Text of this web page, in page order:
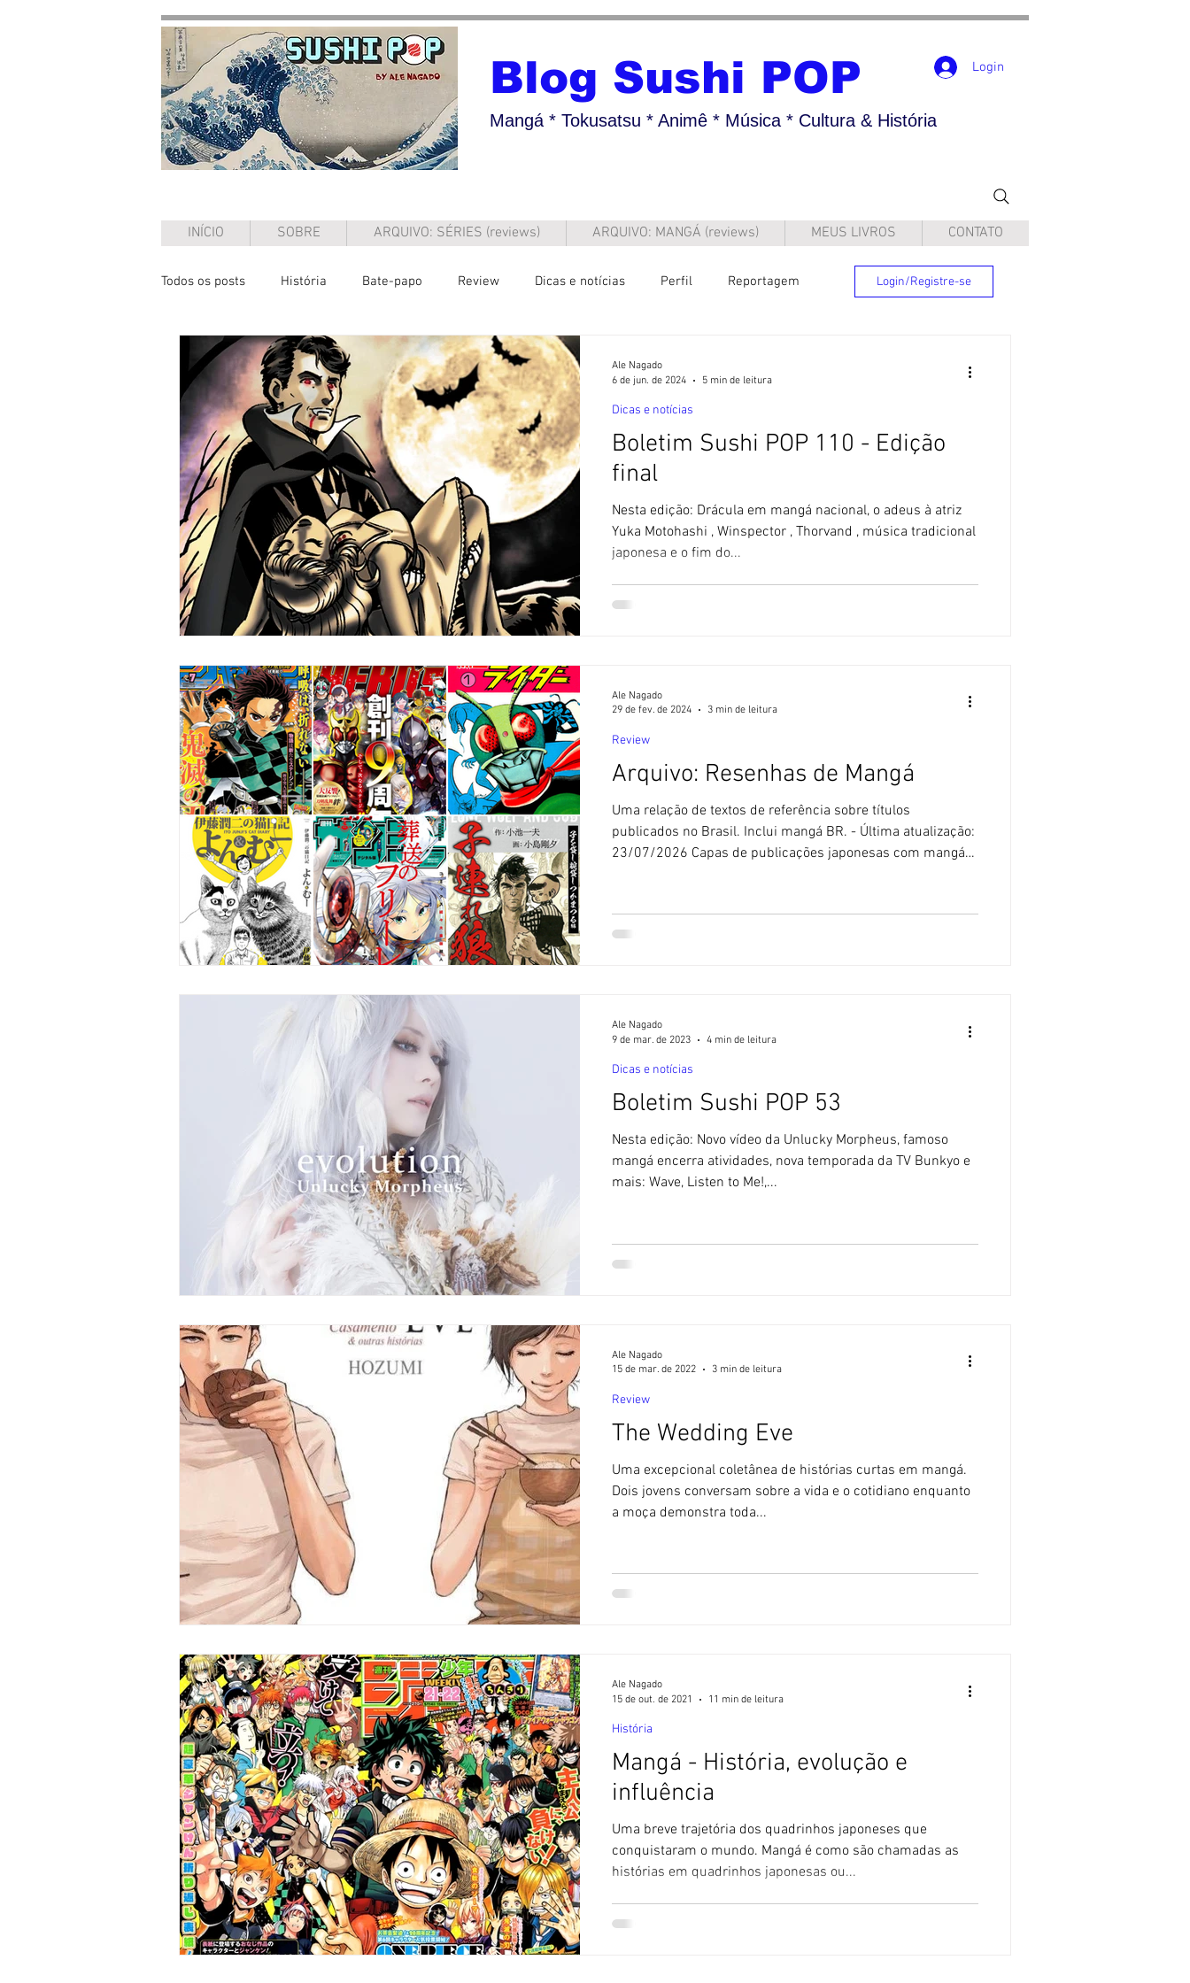
Blog Sushi POP
Mangá * Tokusatsu * Animê * Música * Cultura & História
Login
INÍCIO SOBRE ARQUIVO: SÉRIES (reviews) ARQUIVO: MANGÁ (reviews) MEUS LIVROS CONTATO
Todos os posts História Bate-papo Review Dicas e notícias Perfil Reportagem
Entrevista Ensaio
Login/Registre-se
Boletim Sushi POP 110 - Edição
final
Nesta edição: Drácula em mangá nacional, o adeus à atriz
Yuka Motohashi , Winspector , Thorvand , música tradicional
japonesa e o fim do...
Dicas e notícias
Ale Nagado
6 de jun. de 2024
5 min de leitura
Arquivo: Resenhas de Mangá
Uma relação de textos de referência sobre títulos
publicados no Brasil. Inclui mangá BR. - Última atualização:
23/07/2026 Capas de publicações japonesas com mangás
personagens, impressões sobre a obra e diversas
informações sobre a publicação original, adaptações e
Review
Ale Nagado
29 de fev. de 2024
3 min de leitura
Boletim Sushi POP 53
Nesta edição: Novo vídeo da Unlucky Morpheus, famoso
mangá encerra atividades, nova temporada da TV Bunkyo e
mais: Wave, Listen to Me!,...
Dicas e notícias
Ale Nagado
9 de mar. de 2023
4 min de leitura
The Wedding Eve
Uma excepcional coletânea de histórias curtas em mangá.
Dois jovens conversam sobre a vida e o cotidiano enquanto
a moça demonstra toda...
Review
Ale Nagado
15 de mar. de 2022
3 min de leitura
Mangá - História, evolução e
influência
Uma breve trajetória dos quadrinhos japoneses que
conquistaram o mundo. Mangá é como são chamadas as
histórias em quadrinhos japonesas ou...
História
Ale Nagado
15 de out. de 2021
11 min de leitura